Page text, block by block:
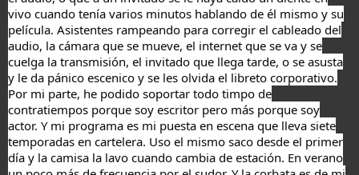
vivo cuando tenía varios minutos hablando de él mismo y su
película. Asistentes rampeando para corregir el cableado del
audio, la cámara que se mueve, el internet que se va y se
cuelga la transmisión, el invitado que llega tarde, o se asusta
y le da pánico escenico y se les olvida el libreto corporativo.
Por mi parte, he podido soportar todo timpo de
contratiempos porque soy escritor pero más porque soy
actor. Y mi programa es mi puesta en escena que lleva siete
temporadas en cartelera. Uso el mismo saco desde el primer
día y la camisa la lavo cuando cambia de estación. En verano